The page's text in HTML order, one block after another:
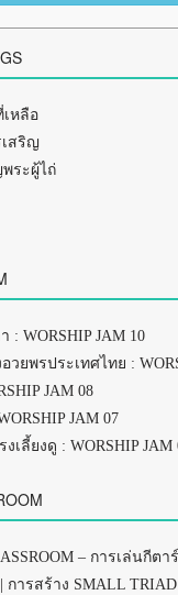
หลือ
สริญ
ระผู้ไถ่
: WORSHIP JAM 10
วยพรประเทศไทย :
JAM 08
JAM 07
งเลี้ยงดู : WORSHIP JAM
– การเล่นกีต
การสร้าง SMALL